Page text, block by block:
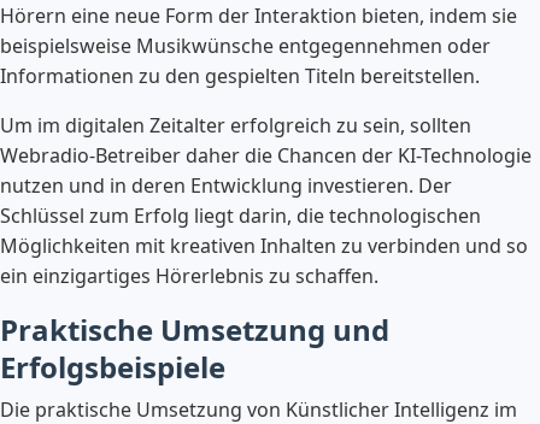
Hörern eine neue Form der Interaktion bieten, indem sie
beispielsweise Musikwünsche entgegennehmen oder
Informationen zu den gespielten Titeln bereitstellen.
Um im digitalen Zeitalter erfolgreich zu sein, sollten
Webradio-Betreiber daher die Chancen der KI-Technologie
nutzen und in deren Entwicklung investieren. Der
Schlüssel zum Erfolg liegt darin, die technologischen
Möglichkeiten mit kreativen Inhalten zu verbinden und so
ein einzigartiges Hörerlebnis zu schaffen.
Praktische Umsetzung und
Erfolgsbeispiele
Die praktische Umsetzung von Künstlicher Intelligenz im